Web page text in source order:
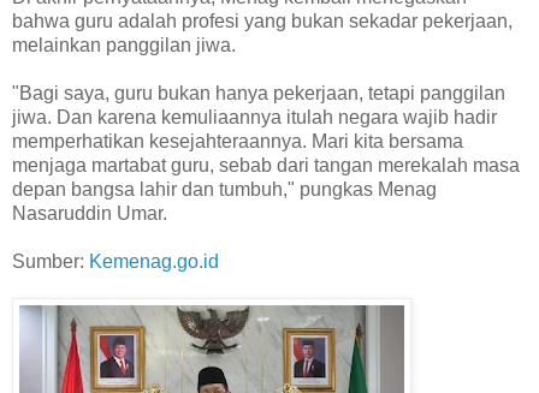
bahwa guru adalah profesi yang bukan sekadar pekerjaan,
melainkan panggilan jiwa.
"Bagi saya, guru bukan hanya pekerjaan, tetapi panggilan
jiwa. Dan karena kemuliaannya itulah negara wajib hadir
memperhatikan kesejahteraannya. Mari kita bersama
menjaga martabat guru, sebab dari tangan merekalah masa
depan bangsa lahir dan tumbuh," pungkas Menag
Nasaruddin Umar.
Sumber: Kemenag.go.id